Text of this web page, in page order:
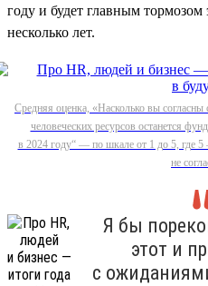
году и будет главным
несколько лет.
Средняя оценка, «Насколько вы
человеческих ресурсов останется
в 2024 году“ — по шкале от 1 до 5, где
не
Я бы
этот и
с